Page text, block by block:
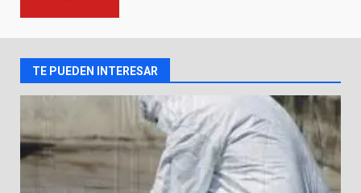
2
3
Aprender jugando también salva
vidas.
8 de agosto de 2026
TE PUEDEN INTERESAR